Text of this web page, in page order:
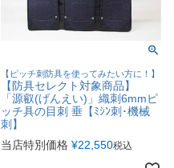
【ピッチ刺防具を使ってみたい方に！】
【防具セレクト対象商品】
「源叡(げんえい)」織刺6mmピ
ッチ具の目刺 垂【ﾐｼﾝ刺･機械
刺】
当店特別価格 ¥22,550税込